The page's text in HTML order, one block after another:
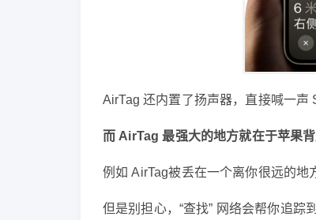
AirTag 还内置了扬声器，直接喊一声
而 AirTag 最强大的地方就在于苹果背
例如 AirTag被丢在一个离你很远的地
但是别担心，“查找” 网络会帮你追踪